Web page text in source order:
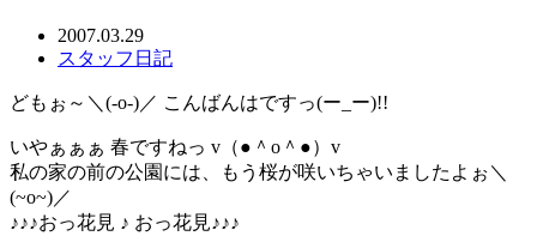
2007.03.29
スタッフ日記
どもぉ～＼(-o-)／ こんばんはですっ(ー_ー)!!
いやぁぁぁ 春ですねっ v（●＾o＾●）v
私の家の前の公園には、もう桜が咲いちゃいましたよぉ＼
(~o~)／
♪♪♪おっ花見 ♪ おっ花見♪♪♪